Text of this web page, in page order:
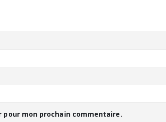
mon prochain commentaire.